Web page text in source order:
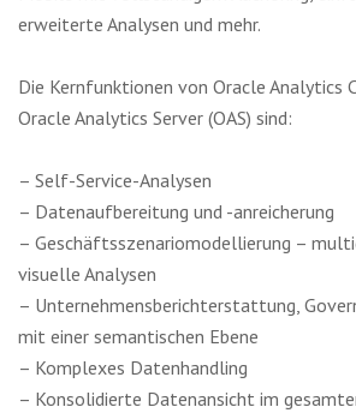
erweiterte Analysen und mehr.
Die Kernfunktionen von Oracle Analytics
Oracle Analytics Server (OAS) sind:
– Self-Service-Analysen
– Datenaufbereitung und -anreicherung
– Geschäftsszenariomodellierung –
visuelle Analysen
– Unternehmensberichterstattung,
mit einer semantischen Ebene
– Komplexes Datenhandling
– Konsolidierte Datenansicht im